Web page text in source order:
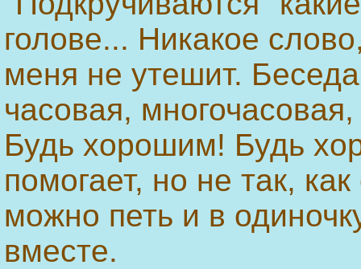
голове... Никакое
меня не утешит.
часовая,
Будь хорошим! Будь
помогает, но не так,
можно петь и в
вместе.